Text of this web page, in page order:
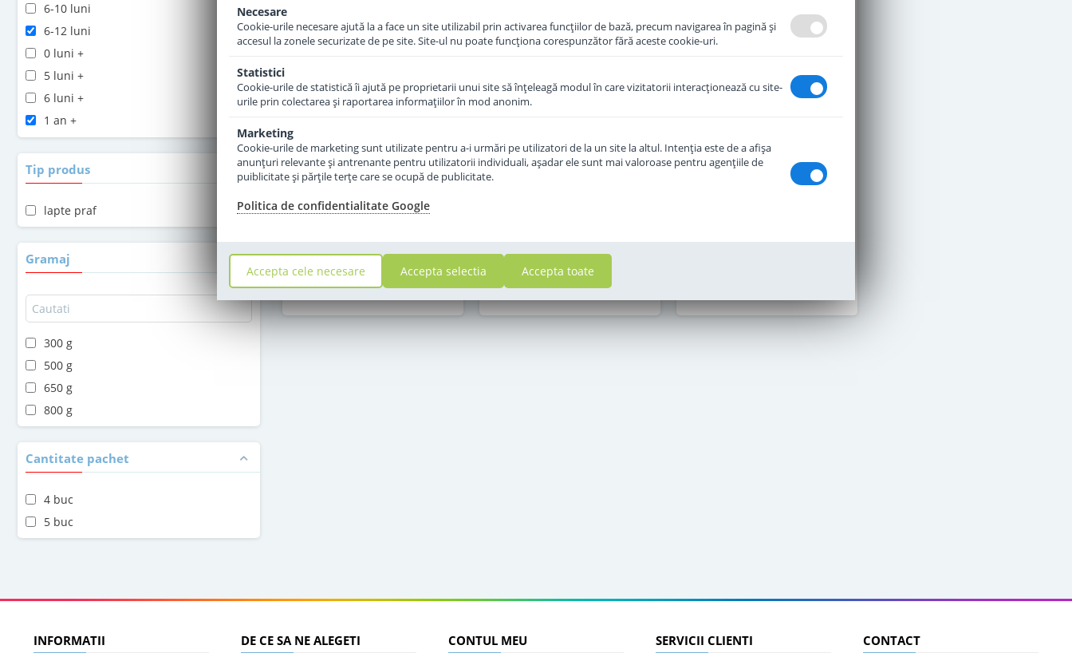
6-10 luni
6-12 luni
0 luni +
5 luni +
6 luni +
1 an +
2 ani +
Tip produs
lapte praf
Gramaj
300 g
500 g
650 g
800 g
Cantitate pachet
4 buc
5 buc
Combiotic de la 1 an 500 g
51 Lei
Adauga in cos
Topfer Kinder Bio de la 1 an
500 g
52 Lei
Adauga in cos
Kindergetrank 1+ DE de la 1
an 650 g
stoc epuizat
42 Lei
INFORMATII DE CE SA NE ALEGETI CONTUL MEU SERVICII CLIENTI CONTACT
Necesare
Cookie-urile necesare ajută la a face un site utilizabil prin activarea funcţiilor de bază, precum navigarea în pagină şi
accesul la zonele securizate de pe site. Site-ul nu poate funcţiona corespunzător fără aceste cookie-uri.
Statistici
Cookie-urile de statistică îi ajută pe proprietarii unui site să înţeleagă modul în care vizitatorii interacţionează cu site-
urile prin colectarea şi raportarea informaţiilor în mod anonim.
Marketing
Cookie-urile de marketing sunt utilizate pentru a-i urmări pe utilizatori de la un site la altul. Intenţia este de a afişa
anunţuri relevante şi antrenante pentru utilizatorii individuali, aşadar ele sunt mai valoroase pentru agenţiile de
puiblicitate şi părţile terţe care se ocupă de publicitate.
Politica de confidentialitate Google
Accepta cele necesare Accepta selectia Accepta toate